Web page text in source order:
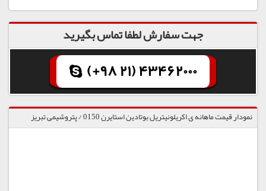
جهت سفارش لطفا تماس بگیرید
(+98 21) 43462000
نمودار قیمت ماهانه ی اکریلونیتریل بوتادین استایرن 0150 / پتروشیمی تبریز